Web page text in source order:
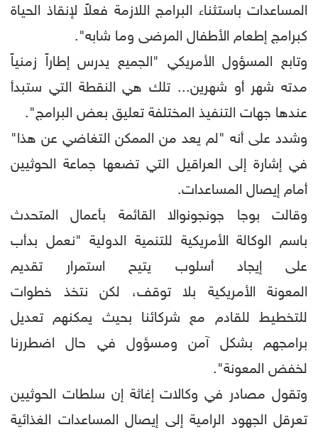
المساعدات باستثناء البرامج اللازمة فعلاً لإنقاذ الحياة
كبرامج إطعام الأطفال المرضى وما شابه".
وتابع المسؤول الأمريكي "الجميع يدرس إطاراً زمنياً
مدته شهر أو شهرين... تلك هي النقطة التي ستبدأ
عندها جهات التنفيذ المختلفة تعليق بعض البرامج".
وشدد على أنه "لم يعد من الممكن التغاضي عن هذا"
في إشارة إلى العراقيل التي تضعها جماعة الحوثيين
أمام إيصال المساعدات.
وقالت بوجا جونجونوالا القائمة بأعمال المتحدث
باسم الوكالة الأمريكية للتنمية الدولية "نعمل بدأب
على إيجاد أسلوب يتيح استمرار تقديم
المعونة الأمريكية بلا توقف، لكن نتخذ خطوات
للتخطيط للقادم مع شركائنا بحيث يمكنهم تعديل
برامجهم بشكل آمن ومسؤول في حال اضطررنا
لخفض المعونة".
وتقول مصادر في وكالات إغاثة إن سلطات الحوثيين
تعرقل الجهود الرامية إلى إيصال المساعدات الغذائية